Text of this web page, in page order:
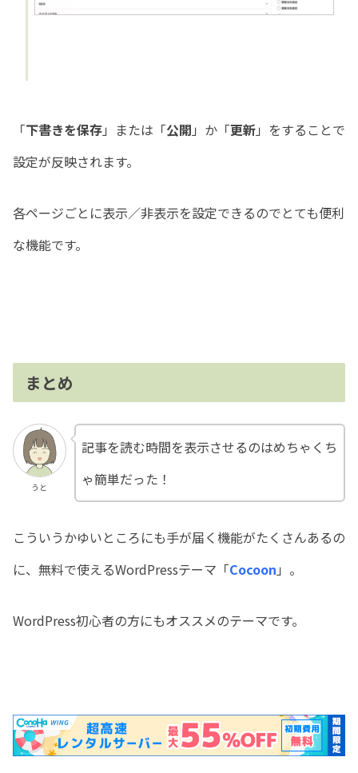
「下書きを保存」または「公開 」か「更新」をすることで
設定が反映されます。
各ページごとに表示／非表示を設定できるのでとても便利
な機能です。
まとめ
うと
記事を読む時間を表示させるのはめちゃくち
ゃ簡単だった！
こういうかゆいところにも手が届く機能がたくさんあるの
に、無料で使えるWordPressテーマ「Cocoon 」。
WordPress初心者の方にもオススメのテーマです。